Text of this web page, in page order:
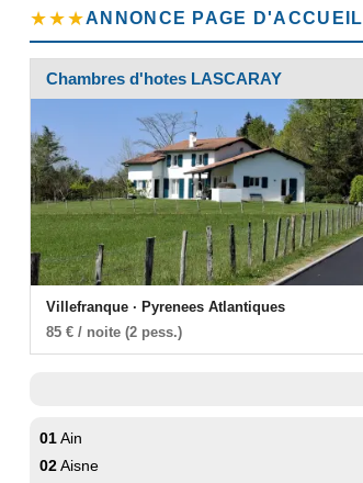
★★★ANNONCE PAGE D'ACCUEIL
Chambres d'hotes LASCARAY
Villefranque · Pyrenees Atlantiques
85 € / noite (2 pess.)
01Ain
02Aisne